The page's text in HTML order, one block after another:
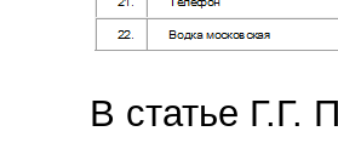
В статье Г.Г.